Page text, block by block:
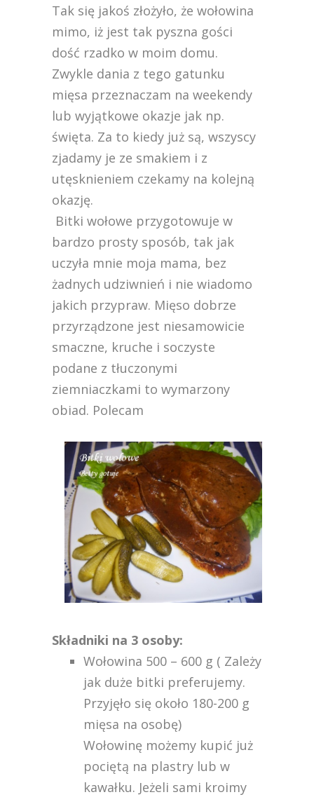
Tak się jakoś złożyło, że wołowina
mimo, iż jest tak pyszna gości
dość rzadko w moim domu.
Zwykle dania z tego gatunku
mięsa przeznaczam na weekendy
lub wyjątkowe okazje jak np.
święta. Za to kiedy już są, wszyscy
zjadamy je ze smakiem i z
utęsknieniem czekamy na kolejną
okazję.
Bitki wołowe przygotowuje w
bardzo prosty sposób, tak jak
uczyła mnie moja mama, bez
żadnych udziwnień i nie wiadomo
jakich przypraw. Mięso dobrze
przyrządzone jest niesamowicie
smaczne, kruche i soczyste
podane z tłuczonymi
ziemniaczkami to wymarzony
obiad. Polecam
Składniki na 3 osoby:
Wołowina 500 – 600 g ( Zależy
jak duże bitki preferujemy.
Przyjęło się około 180-200 g
mięsa na osobę)
Wołowinę możemy kupić już
pociętą na plastry lub w
kawałku. Jeżeli sami kroimy